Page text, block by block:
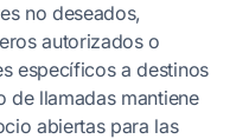
no deseados,
autorizados o
específicos a destinos
de llamadas mantiene
abiertas para las